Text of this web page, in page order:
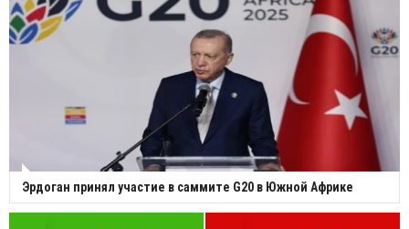
Эрдоган принял участие в саммите G20 в Южной Африке